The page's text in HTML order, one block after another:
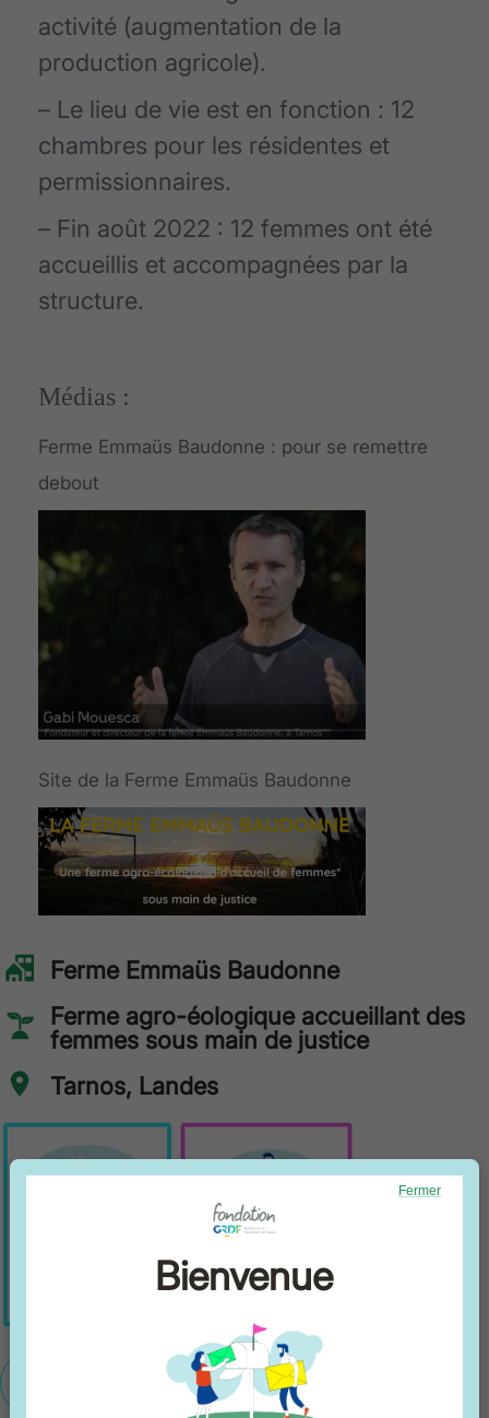
activité (augmentation de la
production agricole).
– Le lieu de vie est en fonction : 12
chambres pour les résidentes et
permissionnaires.
– Fin août 2022 : 12 femmes ont été
accueillis et accompagnées par la
structure.
Médias :
Ferme Emmaüs Baudonne : pour se remettre
debout
Site de la Ferme Emmaüs Baudonne
Ferme Emmaüs Baudonne
Ferme agro-éologique accueillant des
femmes sous main de justice
Tarnos, Landes
Fermer
Bienvenue